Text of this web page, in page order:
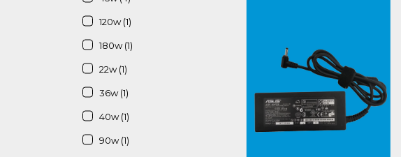
120w (1)
180w (1)
22w (1)
36w (1)
40w (1)
90w (1)